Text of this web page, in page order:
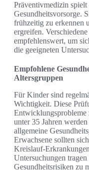
Präventivmedizin spielt
Gesundheitsvorsorge.
frühzeitig zu erkennen
ergreifen.
empfehlenswert, um
die geeigneten
Empfohlene
Altersgruppen
Für Kinder sind
Wichtigkeit. Diese
Entwicklungsprobleme
unter 35 Jahren
allgemeine
Erwachsene sollten
Kreislauf-
Untersuchungen
Gesundheitsrisiken zu